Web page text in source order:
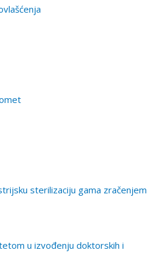
sterilizaciju gama zračenjem
u izvođenju doktorskih i